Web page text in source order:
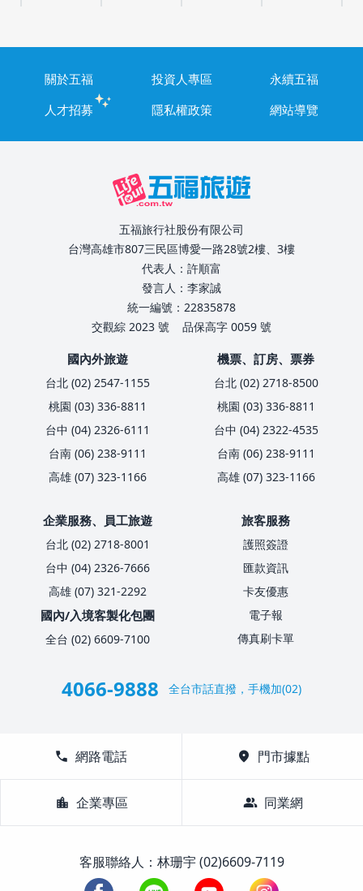
關於五福 投資人專區
永續五福
人才招募
隱私權政策 網站導覽
五福旅行社股份有限公司
台灣高雄市807三民區博愛一路28號2樓、3樓
代表人：許順富
發言人：李家誠
統一編號：22835878
交觀綜 2023 號
品保高字 0059 號
國內外旅遊
台北 (02) 2547-1155
桃園 (03) 336-8811
台中 (04) 2326-6111
台南 (06) 238-9111
高雄 (07) 323-1166
機票、訂房、票券
台北 (02) 2718-8500
桃園 (03) 336-8811
台中 (04) 2322-4535
台南 (06) 238-9111
高雄 (07) 323-1166
企業服務、員工旅遊
台北 (02) 2718-8001
台中 (04) 2326-7666
高雄 (07) 321-2292
國內/入境客製化包團
全台 (02) 6609-7100
旅客服務
護照簽證
匯款資訊
卡友優惠
電子報
傳真刷卡單
4066-9888 全台市話直撥，手機加(02)
call 網路電話 location_on 門市據點
location_city 企業專區 group 同業網
客服聯絡人：林珊宇 (02)6609-7119